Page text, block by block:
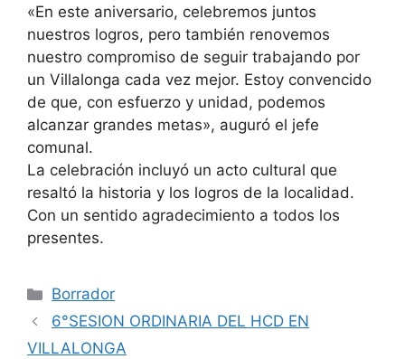
«En este aniversario, celebremos juntos
nuestros logros, pero también renovemos
nuestro compromiso de seguir trabajando por
un Villalonga cada vez mejor. Estoy convencido
de que, con esfuerzo y unidad, podemos
alcanzar grandes metas», auguró el jefe
comunal.
La celebración incluyó un acto cultural que
resaltó la historia y los logros de la localidad.
Con un sentido agradecimiento a todos los
presentes.
Categorías
Borrador
6°SESION ORDINARIA DEL HCD EN
VILLALONGA